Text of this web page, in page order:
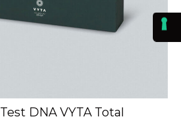
Test DNA VYTA Total